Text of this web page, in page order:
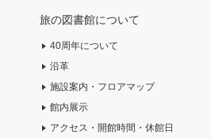
旅の図書館について
40周年について
沿革
施設案内・フロアマップ
館内展示
アクセス・開館時間・休館日